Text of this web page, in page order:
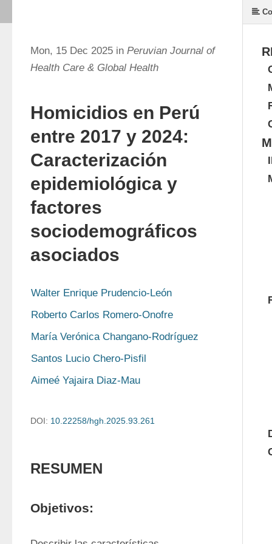
Mon, 15 Dec 2025 in Peruvian Journal of
Health Care & Global Health
Homicidios en Perú
entre 2017 y 2024:
Caracterización
epidemiológica y
factores
sociodemográficos
asociados
Walter Enrique Prudencio-León
Roberto Carlos Romero-Onofre
María Verónica Changano-Rodríguez
Santos Lucio Chero-Pisfil
Aimeé Yajaira Diaz-Mau
DOI: 10.22258/hgh.2025.93.261
RESUMEN
Objetivos: